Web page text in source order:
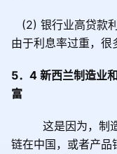
(2) 银行业高贷款
由于利息率过重，很
5． 4 新西兰制造业
富
这是因为，制
链在中国，或者产品